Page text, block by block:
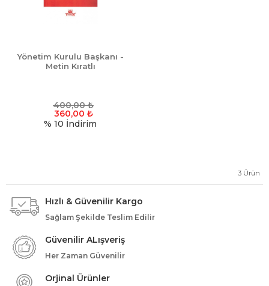
Yönetim Kurulu Başkanı -
Metin Kıratlı
400,00₺
360,00 ₺
% 10 İndirim
3 Ürün
Hızlı & Güvenilir Kargo
Sağlam Şekilde Teslim Edilir
Güvenilir ALışveriş
Her Zaman Güvenilir
Orjinal Ürünler